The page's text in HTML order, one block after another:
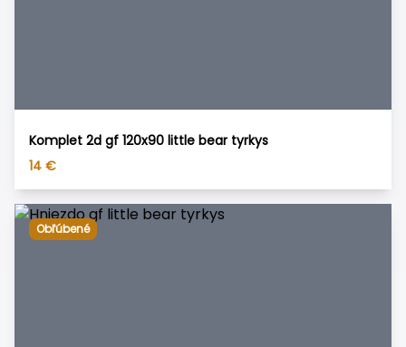
Komplet 2d gf 120x90 little bear tyrkys
14 €
Obľúbené